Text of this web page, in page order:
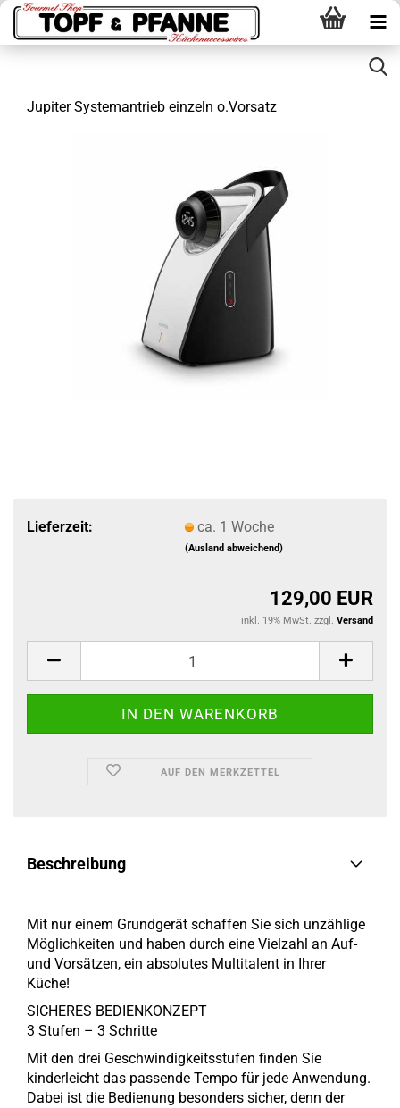
Jupiter Systemantrieb einzeln o.Vorsatz
Lieferzeit: ca. 1 Woche
(Ausland abweichend)
129,00 EUR
inkl. 19% MwSt. zzgl. Versand
AUF DEN MERKZETTEL
Beschreibung
Mit nur einem Grundgerät schaffen Sie sich unzählige
Möglichkeiten und haben durch eine Vielzahl an Auf-
und Vorsätzen, ein absolutes Multitalent in Ihrer
Küche!
SICHERES BEDIENKONZEPT
3 Stufen – 3 Schritte
Mit den drei Geschwindigkeitsstufen finden Sie
kinderleicht das passende Tempo für jede Anwendung.
Dabei ist die Bedienung besonders sicher, denn der